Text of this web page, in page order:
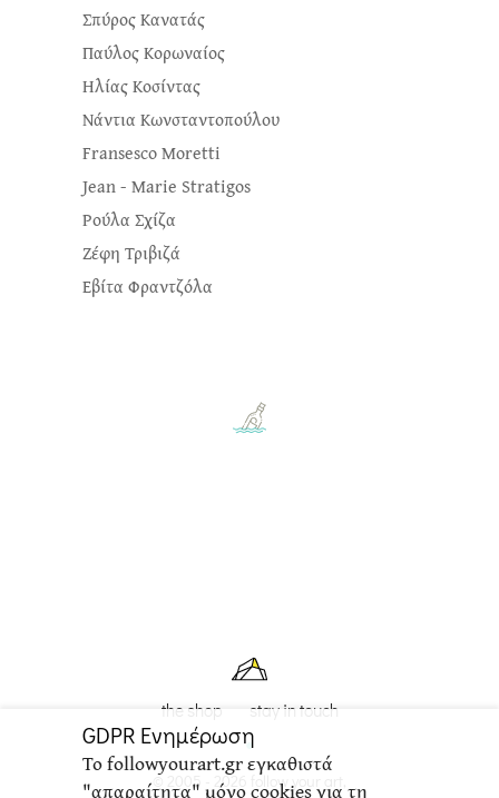
Σπύρος Κανατάς
Παύλος Κορωναίος
Ηλίας Κοσίντας
Νάντια Κωνσταντοπούλου
Fransesco Moretti
Jean - Marie Stratigos
Ρούλα Σχίζα
Ζέφη Τριβιζά
Εβίτα Φραντζόλα
the shop stay in touch
© 2005 - 2026 follow your art,
GDPR Ενημέρωση
Το followyourart.gr εγκαθιστά
"απαραίτητα" μόνο cookies για τη